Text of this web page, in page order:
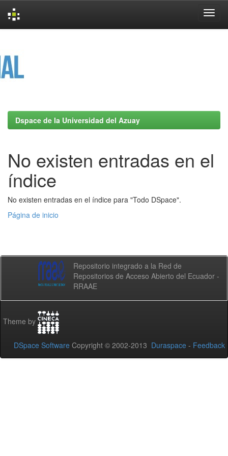
Dspace de la Universidad del Azuay
No existen entradas en el
índice
No existen entradas en el índice para "Todo DSpace".
Página de inicio
Repositorio integrado a la Red de
Repositorios de Acceso Abierto del Ecuador -
RRAAE
Theme by
DSpace Software Copyright © 2002-2013 Duraspace - Feedback